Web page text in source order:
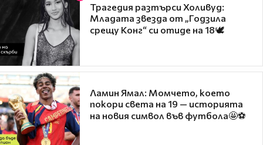
Трагедия разтърси Холивуд:
Младата звезда от „Годзила
срещу Конг“ си отиде на 18🕊️
Ламин Ямал: Момчето, което
покори света на 19 — историята
на новия символ във футбола🤩⚽